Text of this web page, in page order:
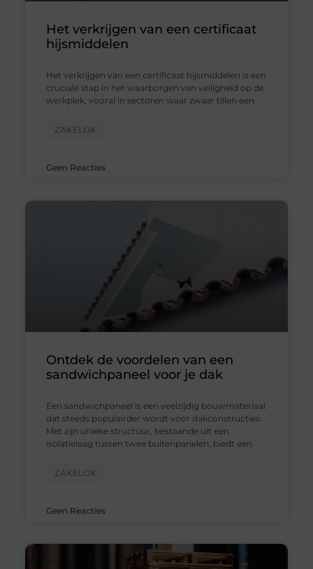
Het verkrijgen van een certificaat
hijsmiddelen
Het verkrijgen van een certificaat hijsmiddelen is een
cruciale stap in het waarborgen van veiligheid op de
werkplek, vooral in sectoren waar zwaar tillen een
ZAKELIJK
Geen Reacties
Ontdek de voordelen van een
sandwichpaneel voor je dak
Een sandwichpaneel is een veelzijdig bouwmateriaal
dat steeds populairder wordt voor dakconstructies.
Met zijn unieke structuur, bestaande uit een
isolatielaag tussen twee buitenpanelen, biedt een
ZAKELIJK
Geen Reacties